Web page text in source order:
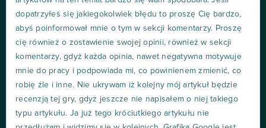
dopatrzyłeś się jakiegokolwiek błędu to proszę Cię bardzo,
abyś poinformował mnie o tym w sekcji komentarzy. Proszę
cię również o zostawienie swojej opinii, również w sekcji
komentarzy, gdyż każda opinia, nawet negatywna motywuje
mnie do pracy i podpowiada mi, co powinienem zmienić, co
robię źle i inne. Nie ukrywam iż kolejny mój artykuł będzie
recenzją tej gry, gdyż jeszcze nie napisałem o niej takiego
typu artykułu. Ja już tego króciutkiego artykułu nie